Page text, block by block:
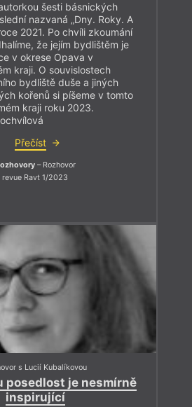
šesti básnických
nazvaná „Dny. Roky. A
2021. Po chvíli zkoumání
že jejím bydlištěm je
v okrese Opava v
kraji. O souvislostech
bydliště duše a jiných
kořenů si píšeme v tomto
kraji roku 2023.
Přečíst
– Rozhovor
revue Ravt 1/2023
s Lucií Kubalíkovou
posedlost je nesmírně
inspirující